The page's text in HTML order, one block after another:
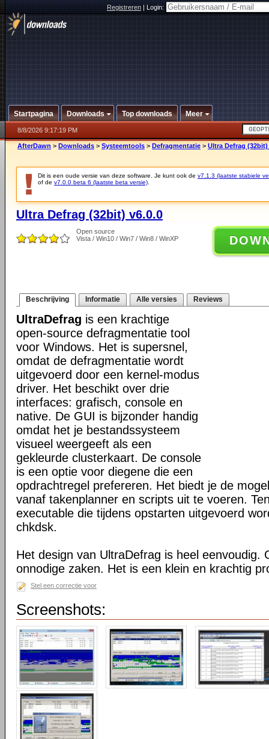
Registreren|Login:
Startpagina Downloads Top downloads Meer
8/8/2026 9:17:19 PM
AfterDawn > Downloads > Systeemtools > Defragmentatie > Ultra Defrag (32bit)
Dit is een oude versie van deze software. Je kunt ook de v7.1.3 (laatste stabiele
of de v7.0.0 beta 6 (laatste beta versie)
Ultra Defrag (32bit) v6.0.0
Open source
Vista / Win10 / Win7 / Win8 / WinXP
Beschrijving Informatie Alle versies Reviews
UltraDefrag is een krachtige
open-source defragmentatie tool
voor Windows. Het is supersnel,
omdat de defragmentatie wordt
uitgevoerd door een kernel-modus
driver. Het beschikt over drie
interfaces: grafisch, console en
native. De GUI is bijzonder handig
omdat het je bestandssysteem
visueel weergeeft als een
gekleurde clusterkaart. De console
is een optie voor diegene die een
opdrachtregel prefereren. Het biedt je de
vanaf takenplanner en scripts uit te voeren.
executable die tijdens opstarten uitgevoerd
chkdsk.
Het design van UltraDefrag is heel eenvoudig.
onnodige zaken. Het is een klein en krachtig
Stel een correctie voor
Screenshots: